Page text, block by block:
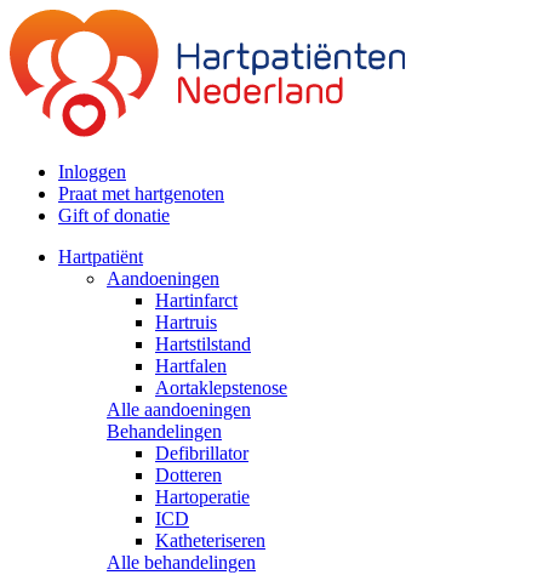
Inloggen
Praat met hartgenoten
Gift of donatie
Hartpatiënt
Aandoeningen
Hartinfarct
Hartruis
Hartstilstand
Hartfalen
Aortaklepstenose
Alle aandoeningen
Behandelingen
Defibrillator
Dotteren
Hartoperatie
ICD
Katheteriseren
Alle behandelingen